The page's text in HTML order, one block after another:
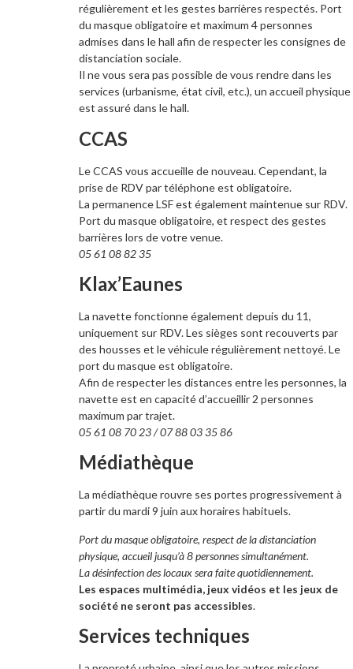
régulièrement et les gestes barrières respectés. Port
du masque obligatoire et maximum 4 personnes
admises dans le hall afin de respecter les consignes de
distanciation sociale.
Il ne vous sera pas possible de vous rendre dans les
services (urbanisme, état civil, etc.), un accueil physique
est assuré dans le hall.
CCAS
Le CCAS vous accueille de nouveau. Cependant, la
prise de RDV par téléphone est obligatoire.
La permanence LSF est également maintenue sur RDV.
Port du masque obligatoire, et respect des gestes
barrières lors de votre venue.
05 61 08 82 35
Klax’Eaunes
La navette fonctionne également depuis du 11,
uniquement sur RDV. Les sièges sont recouverts par
des housses et le véhicule régulièrement nettoyé. Le
port du masque est obligatoire.
Afin de respecter les distances entre les personnes, la
navette est en capacité d’accueillir 2 personnes
maximum par trajet.
05 61 08 70 23 / 07 88 03 35 86
Médiathèque
La médiathèque rouvre ses portes progressivement à
partir du mardi 9 juin aux horaires habituels.
Port du masque obligatoire, respect de la distanciation
physique, accueil jusqu’à 8 personnes simultanément.
La désinfection des locaux sera faite quotidiennement.
Les espaces multimédia, jeux vidéos et les jeux de
société ne seront pas accessibles.
Services techniques